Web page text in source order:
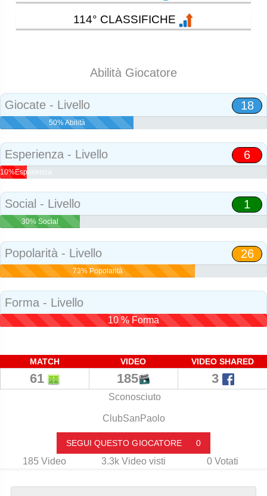
114° CLASSIFICHE
Abilità Giocatore
Giocate - Livello 18
50% Abilità
Esperienza - Livello 6
10%Esperienza
Social - Livello 1
30% Social
Popolarità - Livello 26
73% Popolarità
Forma - Livello
10 % Forma
MATCH VIDEO VIDEO SHARED
61 185 3
Sconosciuto
ClubSanPaolo
SEGUI QUESTO GIOCATORE 0
185 Video 3.3k Video visti 0 Votati